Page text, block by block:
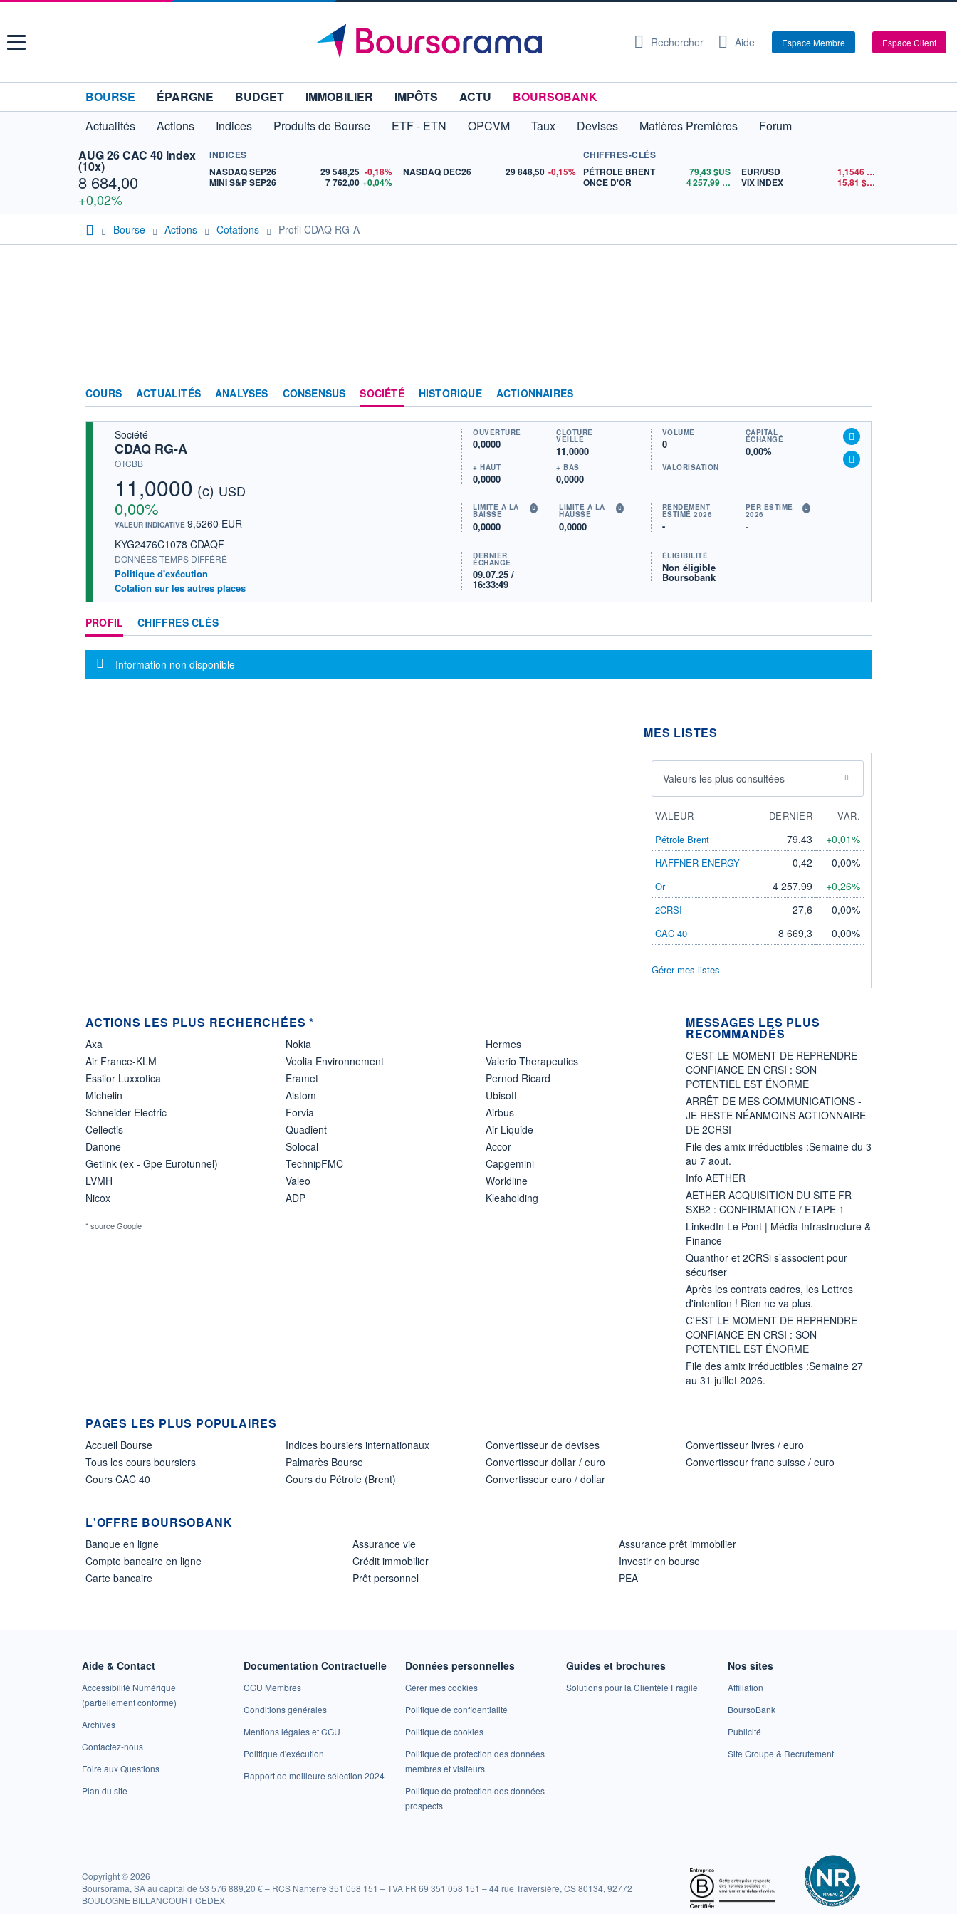
Menu Rechercher Aide Espace Membre Espace Client
BOURSE ÉPARGNE BUDGET IMMOBILIER IMPÔTS ACTU
BOURSOBANK
Actualités
Actions Indices Produits de Bourse ETF - ETN OPCVM Taux Devises Matières Premières
Forum
AUG 26 CAC 40 Index
(10x)
8 684,00
+0,02%
INDICES
NASDAQ SEP26
29 548,25 -0,18%
MINI S&P SEP26
7 762,00 +0,04%
NASDAQ DEC26 29 848,50 -0,15%
CHIFFRES-CLÉS
PÉTROLE BRENT
79,43$US
ONCE D'OR
4 257,99$US
EUR/USD 1,1546
VIX INDEX
15,81 $US
Bourse Actions Cotations Profil CDAQ RG-A
COURS ACTUALITÉS ANALYSES CONSENSUS SOCIÉTÉ HISTORIQUE ACTIONNAIRES
Société
CDAQ RG-A
OTCBB
11,0000 (c) USD
0,00%
VALEUR INDICATIVE 9,5260 EUR
KYG2476C1078 CDAQF
DONNÉES TEMPS DIFFÉRÉ
Politique d'exécution
Cotation sur les autres places
OUVERTURE
0,0000
CLÔTURE
VEILLE
11,0000
+ HAUT
0,0000
+ BAS
0,0000
VOLUME
0
CAPITAL
ÉCHANGÉ
0,00%
VALORISATION
LIMITE À LA
BAISSE
0,0000
LIMITE À LA
HAUSSE
0,0000
RENDEMENT
ESTIMÉ 2026
-
PER ESTIMÉ
2026
-
DERNIER
ÉCHANGE
09.07.25 /
16:33:49
ÉLIGIBILITÉ
Non éligible
Boursobank
PROFIL CHIFFRES CLÉS
Message d'information
Information non disponible
MES LISTES
Valeurs les plus consultées
VALEUR DERNIER
VAR.
Pétrole Brent
79,43 +0,01%
HAFFNER ENERGY 0,42 0,00%
Or 4 257,99 +0,26%
2CRSI 27,6 0,00%
CAC 40 8 669,3 0,00%
Gérer mes listes
ACTIONS LES PLUS RECHERCHÉES *
Axa
Air France-KLM
Essilor Luxxotica
Michelin
Schneider Electric
Cellectis
Danone
Getlink (ex - Gpe Eurotunnel)
LVMH
Nicox
Nokia
Veolia Environnement
Eramet
Alstom
Forvia
Quadient
Solocal
TechnipFMC
Valeo
ADP
Hermes
Valerio Therapeutics
Pernod Ricard
Ubisoft
Airbus
Air Liquide
Accor
Capgemini
Worldline
Kleaholding
* source Google
MESSAGES LES PLUS
RECOMMANDÉS
C'EST LE MOMENT DE REPRENDRE
CONFIANCE EN CRSI : SON
POTENTIEL EST ÉNORME
ARRÊT DE MES COMMUNICATIONS -
JE RESTE NÉANMOINS ACTIONNAIRE
DE 2CRSI
File des amix irréductibles :Semaine du 3
au 7 aout.
Info AETHER
AETHER ACQUISITION DU SITE FR
SXB2 : CONFIRMATION / ETAPE 1
LinkedIn Le Pont | Média Infrastructure &
Finance
Quanthor et 2CRSi s’associent pour
sécuriser
Après les contrats cadres, les Lettres
d'intention ! Rien ne va plus.
C'EST LE MOMENT DE REPRENDRE
CONFIANCE EN CRSI : SON
POTENTIEL EST ÉNORME
File des amix irréductibles :Semaine 27
au 31 juillet 2026.
PAGES LES PLUS POPULAIRES
Accueil Bourse
Tous les cours boursiers
Cours CAC 40
Indices boursiers internationaux
Palmarès Bourse
Cours du Pétrole (Brent)
Convertisseur de devises
Convertisseur dollar / euro
Convertisseur euro / dollar
Convertisseur livres / euro
Convertisseur franc suisse / euro
L'OFFRE BOURSOBANK
Banque en ligne
Compte bancaire en ligne
Carte bancaire
Assurance vie
Crédit immobilier
Prêt personnel
Assurance prêt immobilier
Investir en bourse
PEA
Aide & Contact
Accessibilité Numérique
(partiellement conforme)
Archives
Contactez-nous
Foire aux Questions
Plan du site
Documentation Contractuelle
CGU Membres
Conditions générales
Mentions légales et CGU
Politique d'exécution
Rapport de meilleure sélection 2024
Données personnelles
Gérer mes cookies
Politique de confidentialité
Politique de cookies
Politique de protection des données
membres et visiteurs
Politique de protection des données
prospects
Guides et brochures
Solutions pour la Clientèle Fragile
Nos sites
Affiliation
BoursoBank
Publicité
Site Groupe & Recrutement
Copyright © 2026
Boursorama, SA au capital de 53 576 889,20 € – RCS Nanterre 351 058 151 – TVA FR 69 351 058 151 – 44 rue Traversière, CS 80134, 92772
BOULOGNE BILLANCOURT CEDEX